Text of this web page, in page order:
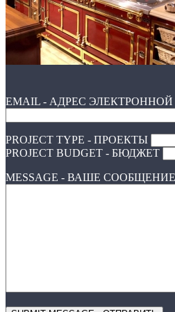
EMAIL - АДРЕС
PROJECT TYPE - ПРОЕКТЫ
PROJECT BUDGET - БЮДЖЕТ
MESSAGE - ВАШЕ СООБЩЕНИЕ